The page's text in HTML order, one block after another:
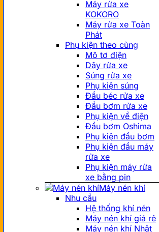
Máy rửa xe
KOKORO
Máy rửa xe Toàn
Phát
Phụ kiện theo cùng
Mô tơ điện
Dây rửa xe
Súng rửa xe
Phụ kiện súng
Đầu béc rửa xe
Đầu bơm rửa xe
Phụ kiện về điện
Đầu bơm Oshima
Phụ kiện đầu bơm
Phụ kiện đầu máy
rửa xe
Phụ kiện máy rửa
xe bằng pin
Máy nén khí
Nhu cầu
Hệ thống khí nén
Máy nén khí giá rẻ
Máy nén khí Nhật